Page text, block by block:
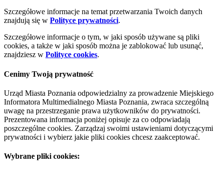
Szczegółowe informacje na temat przetwarzania Twoich danych
znajdują się w Polityce prywatności.
Szczegółowe informacje o tym, w jaki sposób używane są pliki
cookies, a także w jaki sposób można je zablokować lub usunąć,
znajdziesz w Polityce cookies.
Cenimy Twoją prywatność
Urząd Miasta Poznania odpowiedzialny za prowadzenie Miejskiego
Informatora Multimedialnego Miasta Poznania, zwraca szczególną
uwagę na przestrzeganie prawa użytkowników do prywatności.
Prezentowana informacja poniżej opisuje za co odpowiadają
poszczególne cookies. Zarządzaj swoimi ustawieniami dotyczącymi
prywatności i wybierz jakie pliki cookies chcesz zaakceptować.
Wybrane pliki cookies: